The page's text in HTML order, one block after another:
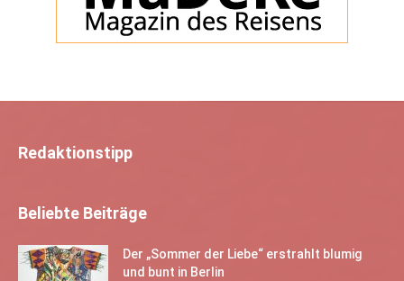
Redaktionstipp
Beliebte Beiträge
Der „Sommer der Liebe“ erstrahlt blumig
und bunt in Berlin